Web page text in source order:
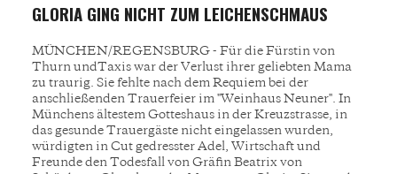
GLORIA GING NICHT ZUM LEICHENSCHMAUS
MÜNCHEN/REGENSBURG - Für die Fürstin von
Thurn undTaxis war der Verlust ihrer geliebten Mama
zu traurig. Sie fehlte nach dem Requiem bei der
anschließenden Trauerfeier im "Weinhaus Neuner". In
Münchens ältestem Gotteshaus in der Kreuzstrasse, in
das gesunde Trauergäste nicht eingelassen wurden,
würdigten in Cut gedresster Adel, Wirtschaft und
Freunde den Todesfall von Gräfin Beatrix von